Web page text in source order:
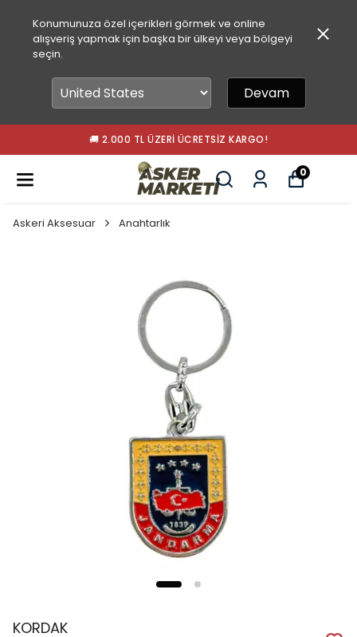
Konumunuza özel içerikleri görmek ve online
alışveriş yapmak için başka bir ülkeyi veya bölgeyi
seçin.
Devam
🚚 2.000 TL ÜZERI ÜCRETSIZ KARGO!
0
Askeri Aksesuar Anahtarlık
KORDAK